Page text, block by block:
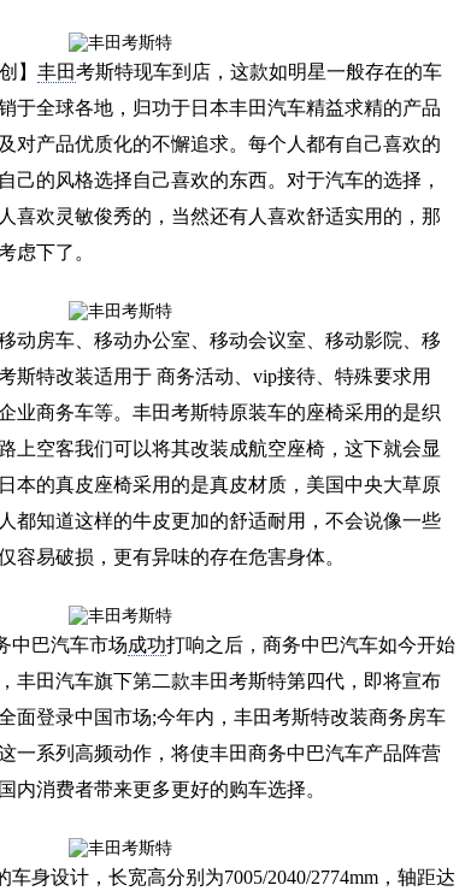
】 丰田考斯特现车到店，这款如明星一般存在的车
于全球各地，归功于日本丰田汽车精益求精的产品
对产品优质化的不懈追求。每个人都有自己喜欢的
己的风格选择自己喜欢的东西。对于汽车的选择，
喜欢灵敏俊秀的，当然还有人喜欢舒适实用的，那
虑下了。
动房车、移动办公室、移动会议室、移动影院、移
斯特改装适用于 商务活动、vip接待、特殊要求用
业商务车等。丰田考斯特原装车的座椅采用的是织
上空客我们可以将其改装成航空座椅，这下就会显
本的真皮座椅采用的是真皮材质，美国中央大草原
都知道这样的牛皮更加的舒适耐用，不会说像一些
容易破损，更有异味的存在危害身体。
中巴汽车市场成功打响之后，商务中巴汽车如今开始
丰田汽车旗下第二款丰田考斯特第四代，即将宣布
面登录中国市场;今年内，丰田考斯特改装商务房车
一系列高频动作，将使丰田商务中巴汽车产品阵营
内消费者带来更多更好的购车选择。
身设计，长宽高分别为7005/2040/2774mm，轴距达